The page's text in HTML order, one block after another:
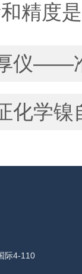
精度
仪——
化学镍
际4-110